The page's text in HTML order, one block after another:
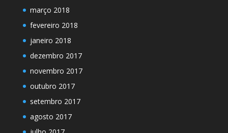
março 2018
fevereiro 2018
janeiro 2018
dezembro 2017
novembro 2017
outubro 2017
setembro 2017
agosto 2017